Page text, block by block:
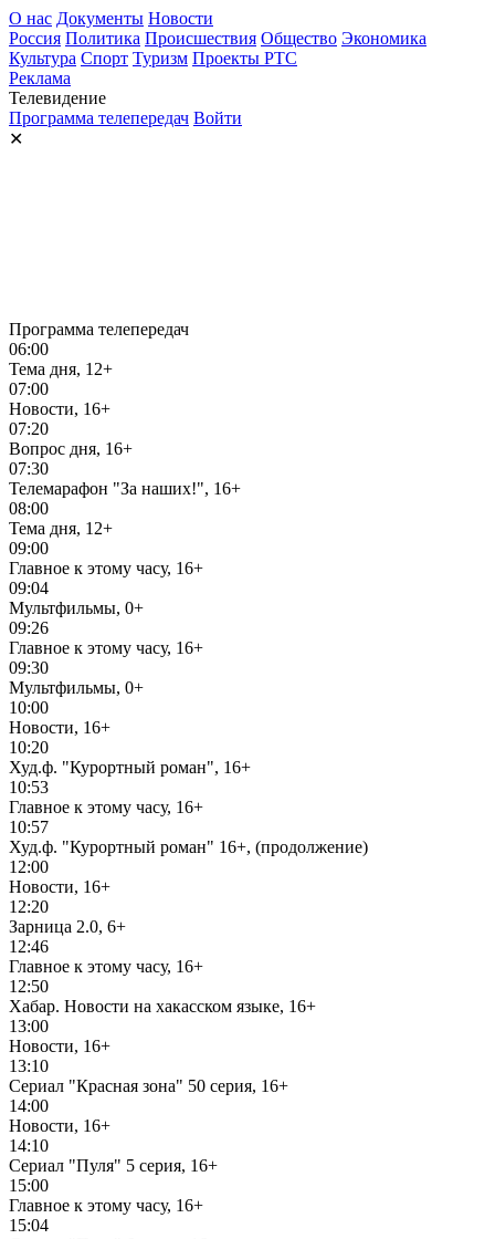
О нас Документы Новости
Россия Политика Происшествия Общество Экономика
Культура Спорт Туризм Проекты РТС
Реклама
Телевидение
Программа телепередач Войти
✕
Программа телепередач
06:00
Тема дня, 12+
07:00
Новости, 16+
07:20
Вопрос дня, 16+
07:30
Телемарафон "За наших!", 16+
08:00
Тема дня, 12+
09:00
Главное к этому часу, 16+
09:04
Мультфильмы, 0+
09:26
Главное к этому часу, 16+
09:30
Мультфильмы, 0+
10:00
Новости, 16+
10:20
Худ.ф. "Курортный роман", 16+
10:53
Главное к этому часу, 16+
10:57
Худ.ф. "Курортный роман" 16+, (продолжение)
12:00
Новости, 16+
12:20
Зарница 2.0, 6+
12:46
Главное к этому часу, 16+
12:50
Хабар. Новости на хакасском языке, 16+
13:00
Новости, 16+
13:10
Сериал "Красная зона" 50 серия, 16+
14:00
Новости, 16+
14:10
Сериал "Пуля" 5 серия, 16+
15:00
Главное к этому часу, 16+
15:04